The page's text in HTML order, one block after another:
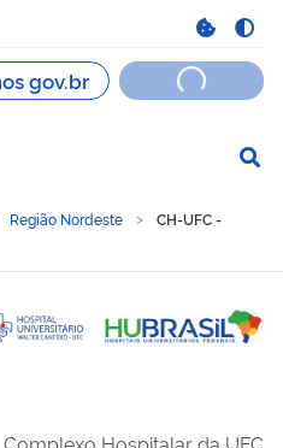
Região Nordeste
CH-UFC -